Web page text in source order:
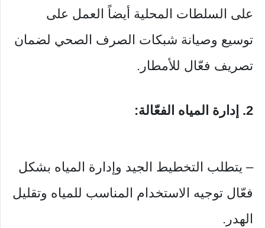
على السلطات المحلية أيضاً العمل على
توسيع وصيانة شبكات الصرف الصحي لضمان
تصريف فعّال للأمطار.
2. إدارة المياه الفعّالة:
– يتطلب التخطيط الجيد وإدارة المياه بشكل
فعّال توجيه الاستخدام المناسب للمياه وتقليل
الهدر.